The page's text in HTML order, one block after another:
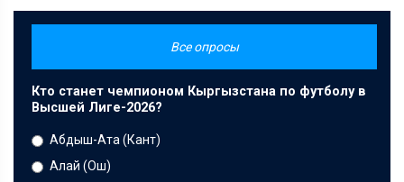
Все опросы
Кто станет чемпионом Кыргызстана по футболу в
Высшей Лиге-2026?
Абдыш-Ата (Кант)
Алай (Ош)